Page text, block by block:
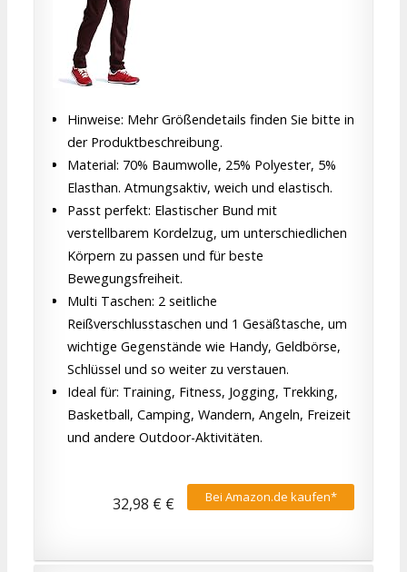
Hinweise: Mehr Größendetails finden Sie bitte in
der Produktbeschreibung.
Material: 70% Baumwolle, 25% Polyester, 5%
Elasthan. Atmungsaktiv, weich und elastisch.
Passt perfekt: Elastischer Bund mit
verstellbarem Kordelzug, um unterschiedlichen
Körpern zu passen und für beste
Bewegungsfreiheit.
Multi Taschen: 2 seitliche
Reißverschlusstaschen und 1 Gesäßtasche, um
wichtige Gegenstände wie Handy, Geldbörse,
Schlüssel und so weiter zu verstauen.
Ideal für: Training, Fitness, Jogging, Trekking,
Basketball, Camping, Wandern, Angeln, Freizeit
und andere Outdoor-Aktivitäten.
Bei Amazon.de kaufen*
32,98 € €